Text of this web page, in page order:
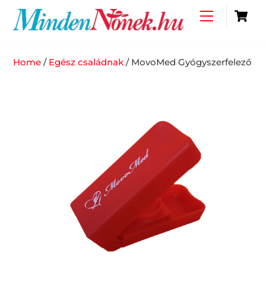
content
Menu
Home / Egész családnak / MovoMed Gyógyszerfelező